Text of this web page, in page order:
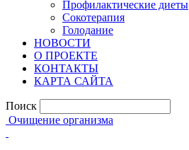
Профилактические диеты
Сокотерапия
Голодание
НОВОСТИ
О ПРОЕКТЕ
КОНТАКТЫ
КАРТА САЙТА
Поиск
Очищение организма